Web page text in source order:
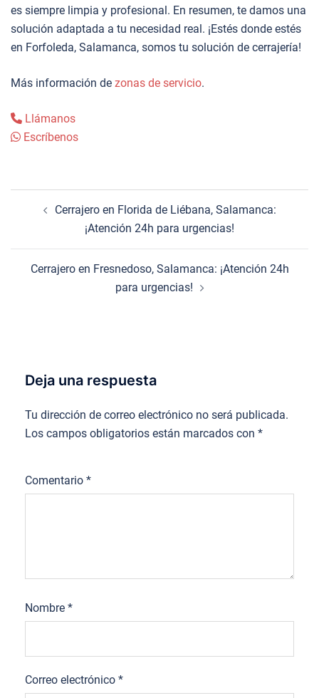
es siempre limpia y profesional. En resumen, te damos una
solución adaptada a tu necesidad real. ¡Estés donde estés
en Forfoleda, Salamanca, somos tu solución de cerrajería!
Más información de zonas de servicio.
Llámanos
Escríbenos
Cerrajero en Florida de Liébana, Salamanca:
¡Atención 24h para urgencias!
Cerrajero en Fresnedoso, Salamanca: ¡Atención 24h
para urgencias!
Deja una respuesta
Tu dirección de correo electrónico no será publicada.
Los campos obligatorios están marcados con *
Comentario *
Nombre *
Correo electrónico *